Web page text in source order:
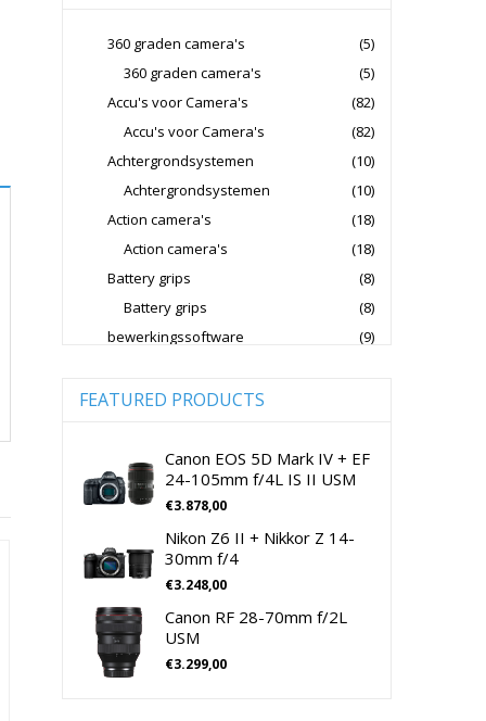
Fujifilm Digitale Camera's CSC
Fujifilm Lenzen Voor CSC Camera's
Godox Flitsers
GoPro
Hoya Lensfilters
Joby Gorillapods
Joby Statieven
Jupio Accu's Voor Camera's
Lowepro Cameratassen
Nikon CSC Full Frame
Nikon Digitale Camera's CSC
Nikon Lenzen Voor SLR Camera's
Panasonic Digitale Camera's CSC
Peak Design Cameratassen
Rode Microphones Cameramicrofoons
Sandisk Geheugenkaarten
360 graden camera's
(5)
360 graden camera's
(5)
Accu's voor Camera's
(82)
Accu's voor Camera's
(82)
Achtergrondsystemen
(10)
Achtergrondsystemen
(10)
Action camera's
(18)
Action camera's
(18)
Battery grips
(8)
Battery grips
(8)
bewerkingssoftware
(9)
Camera's
Spiegelreflex camera
(0)
cameralenzen
(196)
Lenzen voor CSC camera's
Lenzen voor SLR camera's
(81)
cameramicrofoons
Cameratassen
(137)
Cameratassen
FEATURED PRODUCTS
Canon EOS 5D Mark IV + EF
24-105mm f/4L IS II USM
€3.878,00
Nikon Z6 II + Nikkor Z 14-
30mm f/4
€3.248,00
Canon RF 28-70mm f/2L
USM
€3.299,00